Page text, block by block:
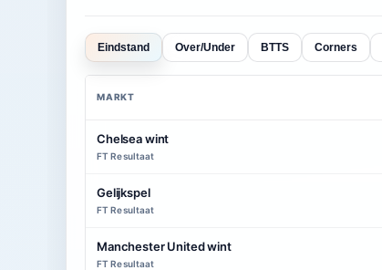
Eindstand Over/Under BTTS Corners
MARKT
Chelsea wint
FT Resultaat
Gelijkspel
FT Resultaat
Manchester United wint
FT Resultaat